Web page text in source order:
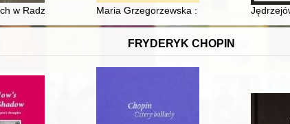
w połowie XVI wieku
w Radzyniu Podlaskim jako magnacka manifestacja statusu
Maria Grzegorzewska : twórczyni polskiej
FRYDERYK CHOPIN